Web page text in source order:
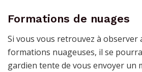
Formations de nuages
Si vous vous retrouvez à observer
formations nuageuses, il se
gardien tente de vous envoyer un